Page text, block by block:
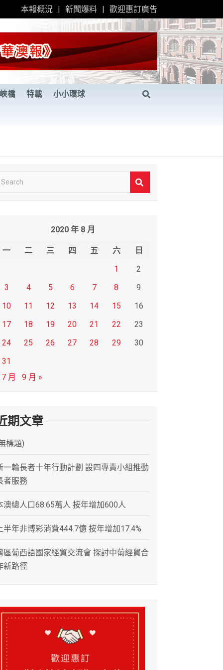
本報概況 新聞爆料 歡迎惠訂廣告
橋 特載 小小環球
2020 年 8 月
一 二 三 四 五 六
日
1
2
3
4 5 6 7 8
9
10
11 12 13 14 15
16
17
18 19 20 21 22
23
24
25 26 27 28 29
30
31
月
9 月 »
期文章
標題)
一輪長者十年行動計劃 設四專責小組推動
者服務
澳總人口68.65萬人 按年增加600人
半年非博彩消費444.7億 按年增加17.4%
區葡西語國家經貿交流會 探討中葡經貿合
新路徑